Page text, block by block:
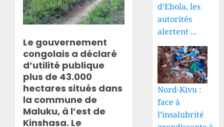
Le gouvernement
congolais a déclaré
d’utilité publique
plus de 43.000
hectares situés dans
la commune de
Maluku, à l’est de
Kinshasa. Le
d’Ebola, les
autorités
alertent ...
Nord-Kivu :
face à
l’insalubrité